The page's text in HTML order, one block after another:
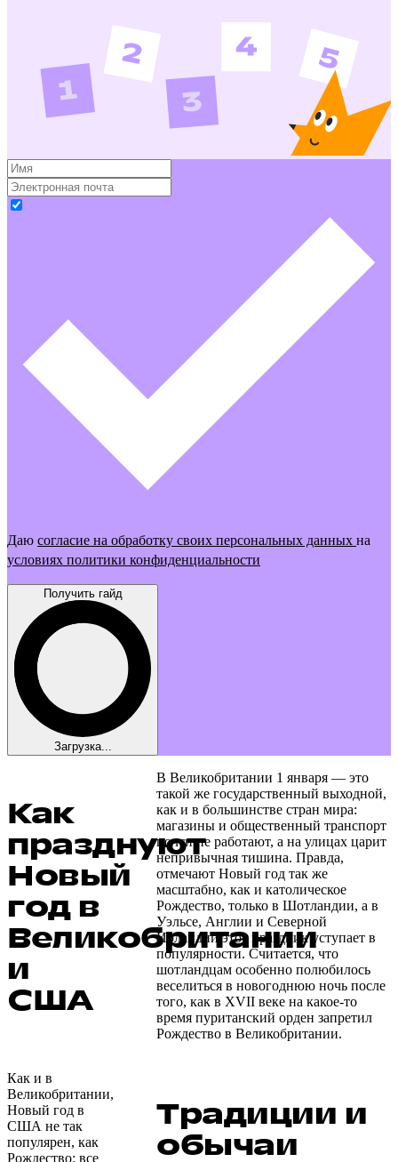
Даю согласие на обработку своих персональных данных на
условиях политики конфиденциальности
Получить гайд
Загрузка...
Как
празднуют
Новый
год в
Великобритании
и
США
В Великобритании 1 января — это
такой же государственный выходной,
как и в большинстве стран мира:
магазины и общественный транспорт
почти не работают, а на улицах царит
непривычная тишина. Правда,
отмечают Новый год так же
масштабно, как и католическое
Рождество, только в Шотландии, а в
Уэльсе, Англии и Северной
Ирландии этот праздник уступает в
популярности. Считается, что
шотландцам особенно полюбилось
веселиться в новогоднюю ночь после
того, как в XVII веке на какое-то
время пуританский орден запретил
Рождество в Великобритании.
Как и в
Великобритании,
Новый год в
США не так
популярен, как
Рождество: все
Традиции и
обычаи